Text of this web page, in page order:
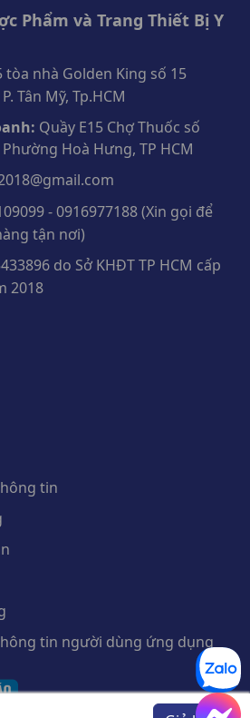
Phẩm và Trang Thiết Bị Y
tòa nhà Golden King số 15
Tân Mỹ, Tp.HCM
Quầy E15 Chợ Thuốc số
Hoà Hưng, TP HCM
- 0916977188 (Xin gọi để
tận nơi)
do Sở KHĐT TP HCM cấp
2018
tin
tin người dùng ứng dụng